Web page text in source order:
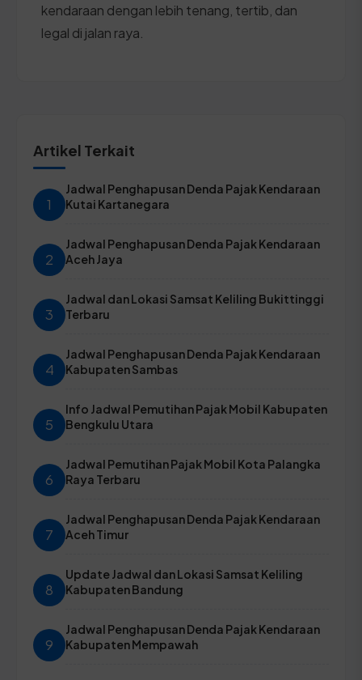
kendaraan dengan lebih tenang, tertib, dan
legal di jalan raya.
Artikel Terkait
1
Jadwal Penghapusan Denda Pajak Kendaraan
Kutai Kartanegara
2
Jadwal Penghapusan Denda Pajak Kendaraan
Aceh Jaya
3
Jadwal dan Lokasi Samsat Keliling Bukittinggi
Terbaru
4
Jadwal Penghapusan Denda Pajak Kendaraan
Kabupaten Sambas
5
Info Jadwal Pemutihan Pajak Mobil Kabupaten
Bengkulu Utara
6
Jadwal Pemutihan Pajak Mobil Kota Palangka
Raya Terbaru
7
Jadwal Penghapusan Denda Pajak Kendaraan
Aceh Timur
8
Update Jadwal dan Lokasi Samsat Keliling
Kabupaten Bandung
9
Jadwal Penghapusan Denda Pajak Kendaraan
Kabupaten Mempawah